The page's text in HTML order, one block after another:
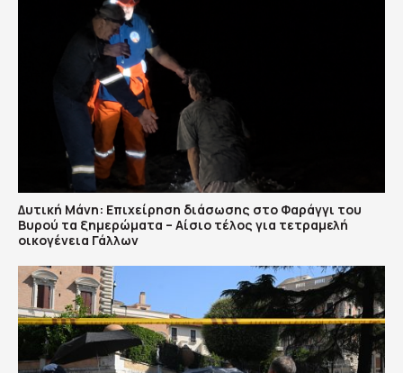
Δυτική Μάνη: Επιχείρηση διάσωσης στο Φαράγγι του
Βυρού τα ξημερώματα – Αίσιο τέλος για τετραμελή
οικογένεια Γάλλων